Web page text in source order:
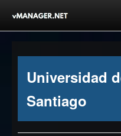
Competições
Comunidade
Universidad
Santiago